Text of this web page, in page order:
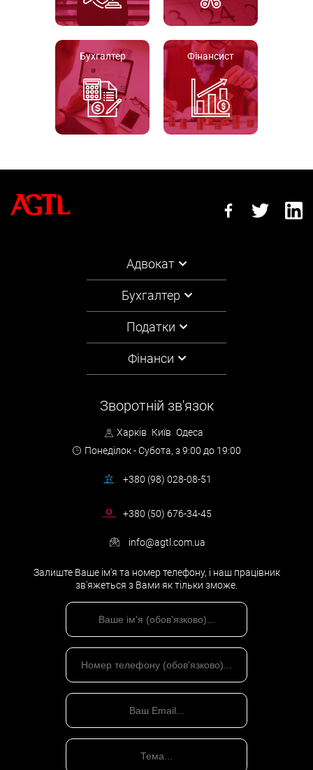
Бухгалтер Фінансист
Адвокат
Бухгалтер
Податки
Фінанси
Зворотній зв'язок
Харків Київ Одеса
Понеділок - Субота, з 9:00 до 19:00
+380 (98) 028-08-51
+380 (50) 676-34-45
info@agtl.com.ua
Залиште Ваше ім'я та номер телефону, і наш працівник
зв'яжеться з Вами як тільки зможе.